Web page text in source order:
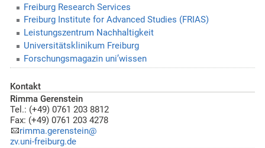
Freiburg Research Services
Freiburg Institute for Advanced Studies (FRIAS)
Leistungszentrum Nachhaltigkeit
Universitätsklinikum Freiburg
Forschungsmagazin uni’wissen
Kontakt
Rimma Gerenstein
Tel.: (+49) 0761 203 8812
Fax: (+49) 0761 203 4278
rimma.gerenstein@
zv.uni-freiburg.de